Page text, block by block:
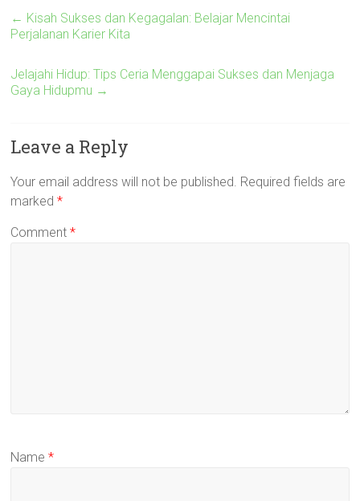
← Kisah Sukses dan Kegagalan: Belajar Mencintai
Perjalanan Karier Kita
Jelajahi Hidup: Tips Ceria Menggapai Sukses dan Menjaga
Gaya Hidupmu →
Leave a Reply
Your email address will not be published. Required fields are
marked*
Comment*
Name*